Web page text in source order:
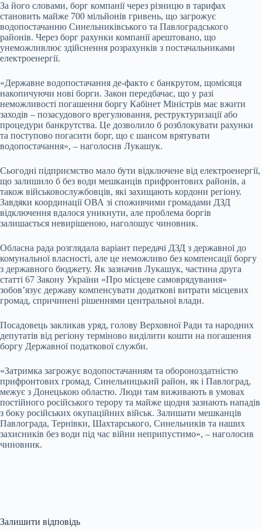
За його словами, борг компанії через різницю в тарифах
становить майже 700 мільйонів гривень, що загрожує
водопостачанню Синельниківського та Павлоградського
районів. Через борг рахунки компанії арештовано, що
унеможливлює здійснення розрахунків з постачальниками
електроенергії.
«Державне водопостачання де-факто є банкрутом, щомісяця
накопичуючи нові борги. Закон передбачає, що у разі
неможливості погашення боргу Кабінет Міністрів має вжити
заходів – позасудового врегулювання, реструктуризації або
процедури банкрутства. Це дозволило б розблокувати рахунки
та поступово погасити борг, що є шансом врятувати
водопостачання», – наголосив Лукашук.
Сьогодні підприємство мало бути відключене від електроенергії,
що залишило б без води мешканців прифронтових районів, а
також військовослужбовців, які захищають кордони регіону.
Завдяки координації ОВА зі споживчими громадами ДЗД
відключення вдалося уникнути, але проблема боргів
залишається невирішеною, наголошує чиновник.
Обласна рада розглядала варіант передачі ДЗД з державної до
комунальної власності, але це неможливо без компенсації боргу
з державного бюджету. Як зазначив Лукашук, частина друга
статті 67 Закону України «Про місцеве самоврядування»
зобов’язує державу компенсувати додаткові витрати місцевих
громад, спричинені рішеннями центральної влади.
Посадовець закликав уряд, голову Верховної Ради та народних
депутатів від регіону терміново виділити кошти на погашення
боргу Державної податкової служби.
«Затримка загрожує водопостачанням та обороноздатністю
прифронтових громад. Синельницький район, як і Павлоград,
межує з Донецькою областю. Люди там виживають в умовах
постійного російського терору та майже щодня зазнають нападів
з боку російських окупаційних військ. Залишати мешканців
Павлограда, Тернівки, Шахтарського, Синельників та наших
захисників без води під час війни неприпустимо», – наголосив
чиновник.
Залишити відповідь